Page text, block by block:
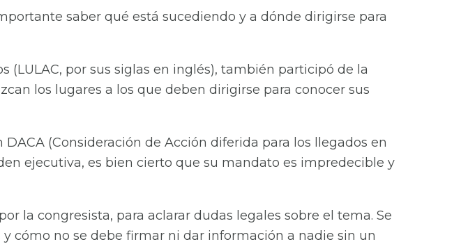
saber qué está sucediendo y a dónde dirigirse para
(LULAC, por sus siglas en inglés), también participó de la
los lugares a los que deben dirigirse para conocer sus
(Consideración de Acción diferida para los llegados en
ejecutiva, es bien cierto que su mandato es impredecible y
la congresista, para aclarar dudas legales sobre el tema. Se
cómo no se debe firmar ni dar información a nadie sin un